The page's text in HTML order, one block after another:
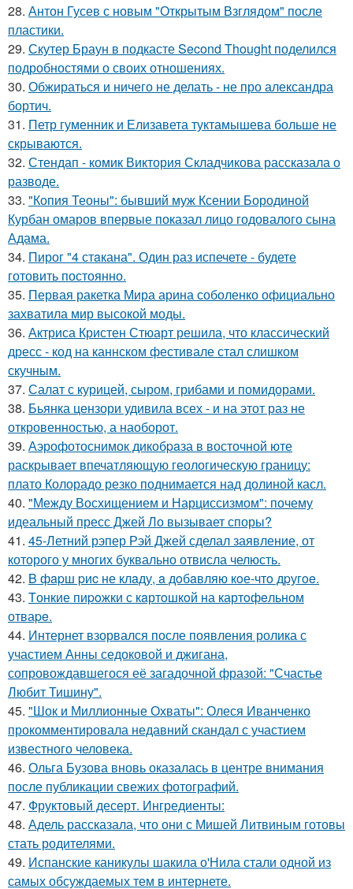
28. Антон Гусев с новым "Открытым Взглядом" после
пластики.
29. Скутер Браун в подкасте Second Thought поделился
подробностями о своих отношениях.
30. Обжираться и ничего не делать - не про александра
бортич.
31. Петр гуменник и Елизавета туктамышева больше не
скрываются.
32. Стендап - комик Виктория Складчикова рассказала о
разводе.
33. "Копия Теоны": бывший муж Ксении Бородиной
Курбан омаров впервые показал лицо годовалого сына
Адама.
34. Пирог "4 стaкана". Один раз испечете - будете
готовить постоянно.
35. Первая ракетка Мира арина соболенко официально
захватила мир высокой моды.
36. Актриса Кристен Стюарт решила, что классический
дресс - код на каннском фестивале стал слишком
скучным.
37. Салат с курицей, сыром, грибами и помидорами.
38. Бьянка цензори удивила всех - и на этот раз не
откровенностью, а наоборот.
39. Аэрофотоснимок дикобpaза в восточной юте
раскрывает впечатляющую геологическую границу:
плато Колорадо резко поднимается над долиной касл.
40. "Между Восхищением и Нарциссизмом": почему
идеальный пресс Джей Ло вызывает споры?
41. 45-Летний рэпер Рэй Джей сделал заявление, от
которого у многих буквально отвисла челюсть.
42. B фapш pиc не клaду, a дoбaвляю кoе-чтo дpугoe.
43. Tонкие пиpoжки с кaртoшкoй на картoфeльном
отваpe.
44. Интернет взорвался после появления ролика с
участием Анны седоковой и джигана,
сопровождавшегося её загадочной фразой: "Счастье
Любит Тишину".
45. "Шок и Миллионные Охваты": Олеся Иванченко
прокомментировала недавний скандал с участием
известного человека.
46. Ольга Бузова вновь оказалась в центре внимания
после публикации свежих фотографий.
47. Фруктовый десерт. Ингредиенты:
48. Адель рассказала, что они с Мишей Литвиным готовы
стать родителями.
49. Испанские каникулы шакила о'Нила стали одной из
самых обсуждаемых тем в интернете.